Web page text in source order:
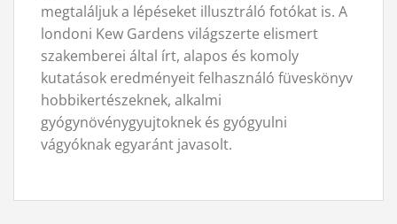
megtaláljuk a lépéseket illusztráló fotókat is. A
londoni Kew Gardens világszerte elismert
szakemberei által írt, alapos és komoly
kutatások eredményeit felhasználó füveskönyv
hobbikertészeknek, alkalmi
gyógynövénygyujtoknek és gyógyulni
vágyóknak egyaránt javasolt.